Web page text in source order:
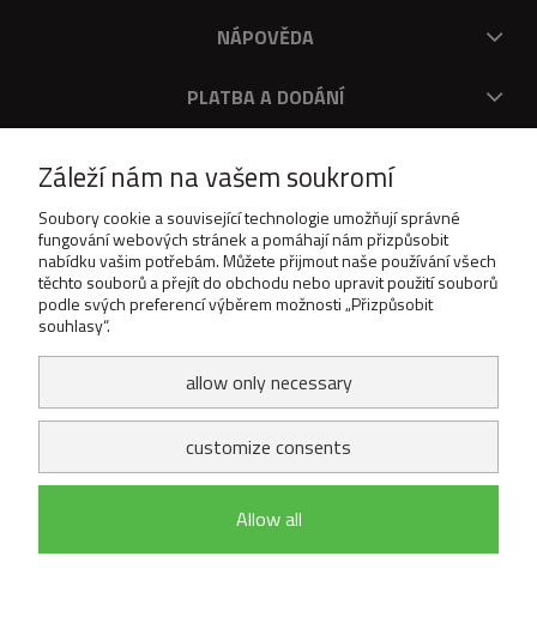
NÁPOVĚDA
PLATBA A DODÁNÍ
DOWNLOAD
Záleží nám na vašem soukromí
Soubory cookie a související technologie umožňují správné
fungování webových stránek a pomáhají nám přizpůsobit
nabídku vašim potřebám. Můžete přijmout naše používání všech
těchto souborů a přejít do obchodu nebo upravit použití souborů
podle svých preferencí výběrem možnosti „Přizpůsobit
souhlasy“.
allow only necessary
customize consents
Allow all